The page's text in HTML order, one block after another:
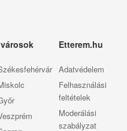
Etterem.hu
Adatvédelem
Felhasználási
feltételek
Moderálási
szabályzat